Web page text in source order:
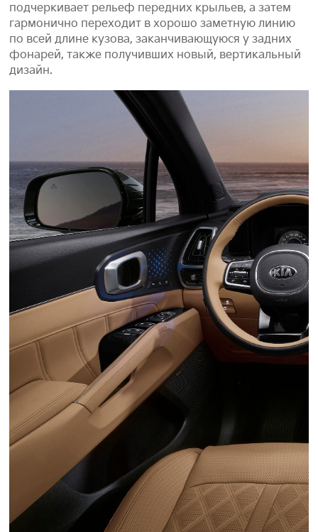
подчеркивает рельеф передних крыльев, а затем
гармонично переходит в хорошо заметную линию
по всей длине кузова, заканчивающуюся у задних
фонарей, также получивших новый, вертикальный
дизайн.